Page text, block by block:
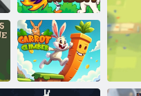
Králík Coe